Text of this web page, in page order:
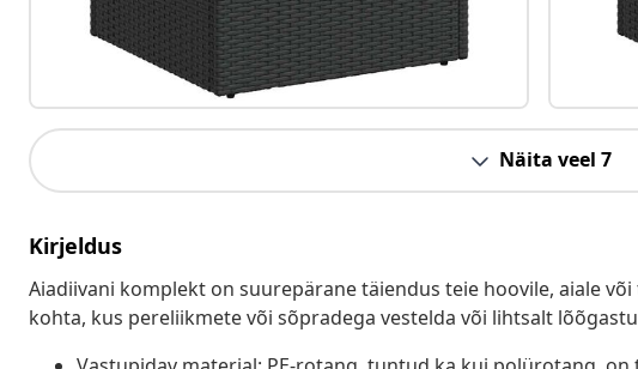
Näita veel 7
Kirjeldus
Aiadiivani komplekt on suurepärane täiendus teie hoovile, aiale
kohta, kus pereliikmete või sõpradega vestelda või lihtsalt